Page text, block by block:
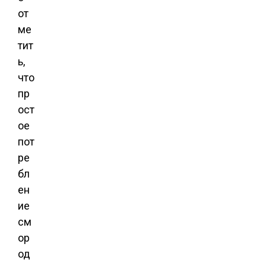
от
ме
тит
ь,
что
пр
ост
ое
пот
ре
бл
ен
ие
см
ор
од